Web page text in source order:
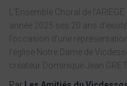
L’Ensemble Choral de
année 2025 ses 20 ans
l’occasion d’une
l’église Notre Dame de
créateur Dominique Jean